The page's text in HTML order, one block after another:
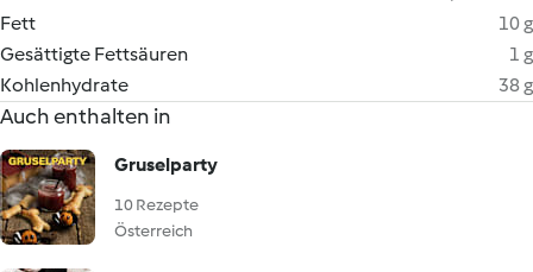
Fett
10 g
Gesättigte Fettsäuren
1 g
Kohlenhydrate
38 g
Auch enthalten in
Gruselparty
10 Rezepte
Österreich